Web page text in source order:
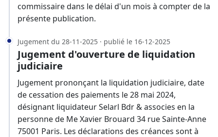
commissaire dans le délai d'un mois à compter de la
présente publication.
Jugement du 28-11-2025 · publié le 16-12-2025
Jugement d'ouverture de liquidation
judiciaire
Jugement prononçant la liquidation judiciaire, date
de cessation des paiements le 28 mai 2024,
désignant liquidateur Selarl Bdr & associes en la
personne de Me Xavier Brouard 34 rue Sainte-Anne
75001 Paris. Les déclarations des créances sont à